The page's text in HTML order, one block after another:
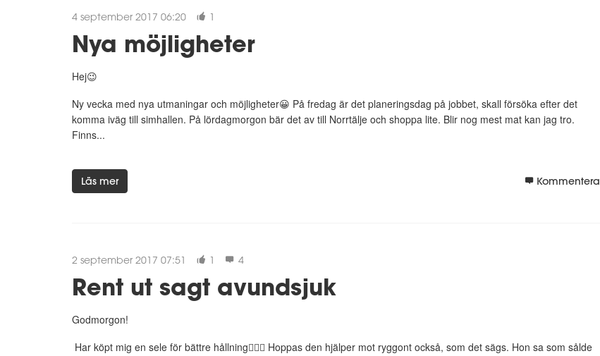
4 september 2017 06:20 1
Nya möjligheter
Hej😉
Ny vecka med nya utmaningar och möjligheter😀 På fredag är det planeringsdag på jobbet, skall försöka efter det
komma iväg till simhallen. På lördagmorgon bär det av till Norrtälje och shoppa lite. Blir nog mest mat kan jag tro.
Finns...
Läs mer Kommentera
2 september 2017 07:51 1 4
Rent ut sagt avundsjuk
Godmorgon!
Har köpt mig en sele för bättre hållning👍🏻👏 Hoppas den hjälper mot ryggont också, som det sägs. Hon sa som sålde